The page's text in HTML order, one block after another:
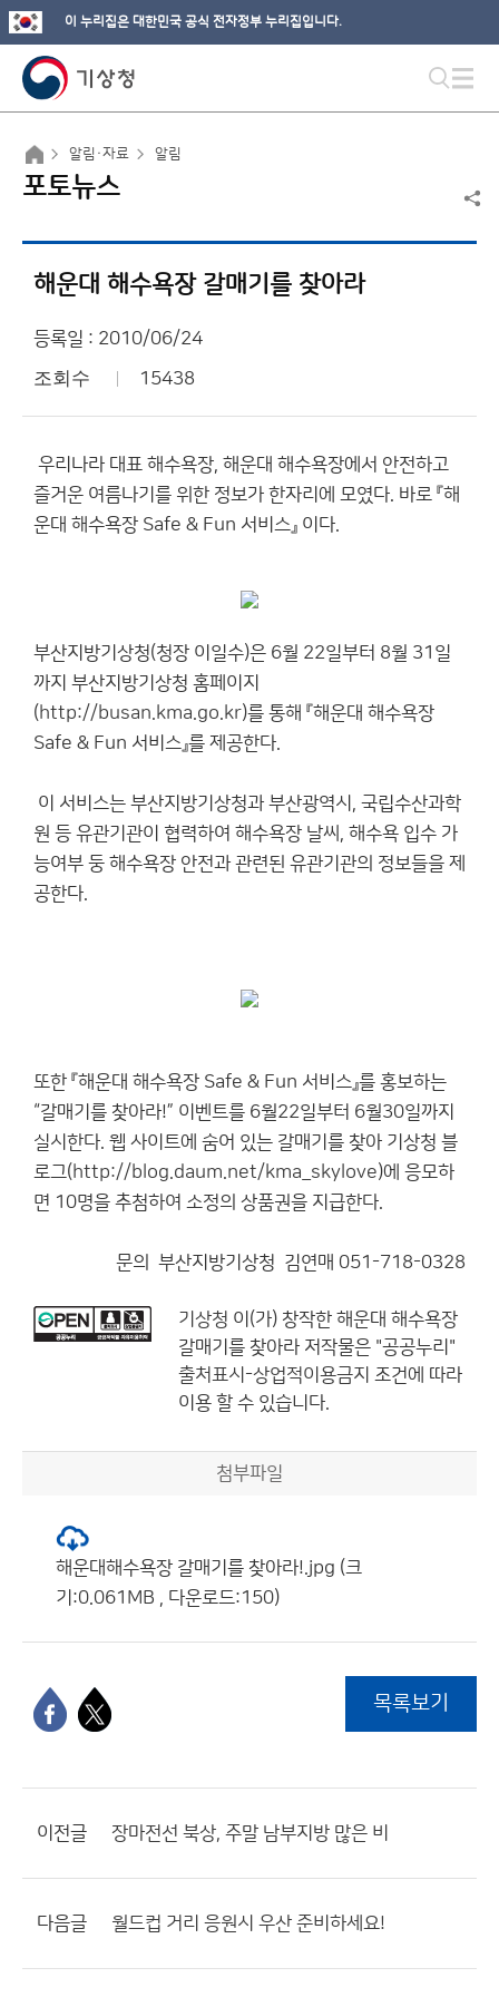
이 누리집은 대한민국 공식 전자정부 누리집입니다.
알림·자료 알림
포토뉴스
해운대 해수욕장 갈매기를 찾아라
등록일 : 2010/06/24
조회수 15438
우리나라 대표 해수욕장, 해운대 해수욕장에서 안전하고
즐거운 여름나기를 위한 정보가 한자리에 모였다. 바로 『해
운대 해수욕장 Safe & Fun 서비스』 이다.
부산지방기상청(청장 이일수)은 6월 22일부터 8월 31일
까지 부산지방기상청 홈페이지
(http://busan.kma.go.kr)를 통해 『해운대 해수욕장
Safe & Fun 서비스』를 제공한다.
이 서비스는 부산지방기상청과 부산광역시, 국립수산과학
원 등 유관기관이 협력하여 해수욕장 날씨, 해수욕 입수 가
능여부 둥 해수욕장 안전과 관련된 유관기관의 정보들을 제
공한다.
또한 『해운대 해수욕장 Safe & Fun 서비스』를 홍보하는
“갈매기를 찾아라!” 이벤트를 6월22일부터 6월30일까지
실시한다. 웹 사이트에 숨어 있는 갈매기를 찾아 기상청 블
로그(http://blog.daum.net/kma_skylove)에 응모하
면 10명을 추첨하여 소정의 상품권을 지급한다.
문의 부산지방기상청 김연매 051-718-0328
기상청 이(가) 창작한 해운대 해수욕장
갈매기를 찾아라 저작물은 "공공누리"
출처표시-상업적이용금지 조건에 따라
이용 할 수 있습니다.
첨부파일
해운대해수욕장 갈매기를 찾아라!.jpg (크
기:0.061MB , 다운로드:150)
목록보기
이전글 장마전선 북상, 주말 남부지방 많은 비
다음글 월드컵 거리 응원시 우산 준비하세요!